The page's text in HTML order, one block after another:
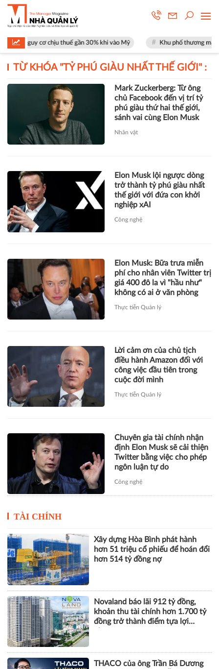
nguy cơ chịu thuế gần 30% khi vào Mỹ Khu phố thương mại
TỪ KHÓA "TỶ PHÚ GIÀU NHẤT THẾ GIỚI " :
Mark Zuckerberg: Từ ông
chủ Facebook đến vị trí tỷ
phú giàu thứ hai thế giới,
sánh vai cùng Elon Musk
Nhân vật
Elon Musk lội ngược dòng
trở thành tỷ phú giàu nhất
thế giới với đứa con khởi
nghiệp xAI
Công nghệ
Elon Musk: Bữa trưa miễn
phí cho nhân viên Twitter trị
giá 400 đô la vì "hầu như"
không có ai ở văn phòng
Thực tiễn Quản lý
Lời cảm ơn của chủ tịch
điều hành Amazon đối với
công việc đầu tiên trong
cuộc đời mình
Thực tiễn Quản lý
Chuyên gia tài chính nhận
định Elon Musk sẽ cải thiện
Twitter bằng việc cho phép
ngôn luận tự do
Công nghệ
TÀI CHÍNH
Xây dựng Hòa Bình phát hành
hơn 51 triệu cổ phiếu để hoán đổi
hơn 514 tỷ đồng nợ
Novaland báo lãi 912 tỷ đồng,
khoản thu tài chính hơn 1.700 tỷ
đồng trở thành điểm tựa lợi
THACO của ông Trần Bá Dương